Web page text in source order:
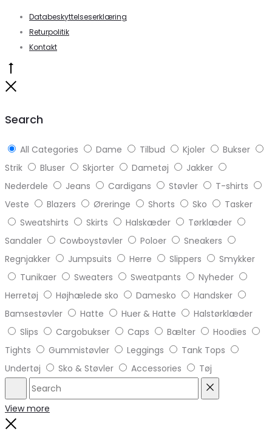
Databeskyttelseserklæring
Returpolitik
Kontakt
Search
All Categories Dame Tilbud Kjoler
Bukser
Strik
Bluser Skjorter Dametøj
Jakker
Nederdele
Jeans Cardigans Støvler
T-shirts
Veste
Blazers Øreringe Shorts Sko
Tasker
Sweatshirts
Skirts Halskæder
Tørklæder
Sandaler
Cowboystøvler Poloer
Sneakers
Regnjakker
Jumpsuits Herre Slippers
Smykker
Tunikaer
Sweaters Sweatpants
Nyheder
Herretøj
Højhælede sko Damesko
Handsker
Bamsestøvler
Hatte Huer & Hatte
Halstørklæder
Slips
Cargobukser Caps Bælter
Hoodies
Tights
Gummistøvler Leggings
Tank Tops
Undertøj
Sko & Støvler Accessories Tøj
Search
View more